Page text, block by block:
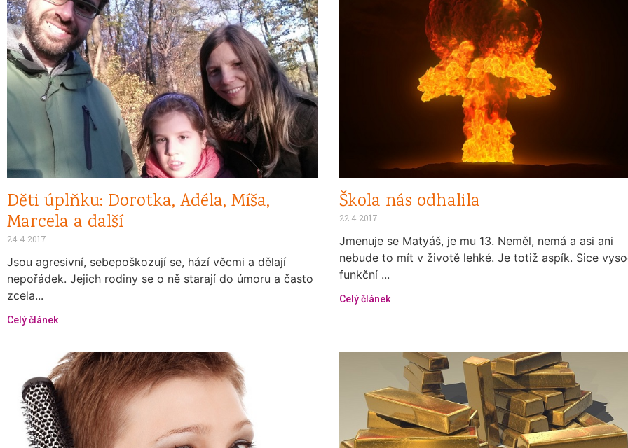
Děti úplňku: Dorotka, Adéla, Míša,
Marcela a další
24.4.2017
Jsou agresivní, sebepoškozují se, hází věcmi a dělají
nepořádek. Jejich rodiny se o ně starají do úmoru a často
zcela...
Celý článek
Škola nás odhalila
22.4.2017
Jmenuje se Matyáš, je mu 13. Neměl, nemá a asi ani
nebude to mít v životě lehké. Je totiž aspík. Sice
funkční ...
Celý článek